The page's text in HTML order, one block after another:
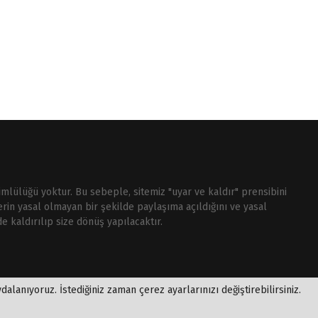
yoktur. Bu sebeple, sitemiz "uyar ve kaldır" prensibini
yasal olmayan bir şekilde paylaşıma açıldığını ve yasal
size dönüş yapılacaktır.
İstediğiniz zaman çerez ayarlarınızı değiştirebilirsiniz.